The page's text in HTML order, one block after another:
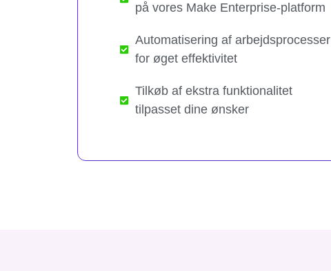
på vores Make Enterprise-platform
Automatisering af arbejdsprocesser
for øget effektivitet
Tilkøb af ekstra funktionalitet
tilpasset dine ønsker​